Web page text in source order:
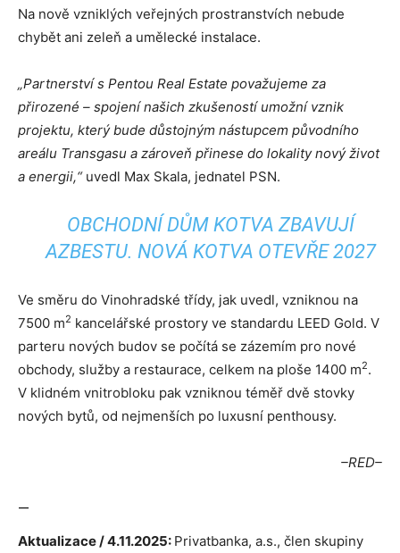
Na nově vzniklých veřejných prostranstvích nebude
chybět ani zeleň a umělecké instalace.
„Partnerství s Pentou Real Estate považujeme za
přirozené – spojení našich zkušeností umožní vznik
projektu, který bude důstojným nástupcem původního
areálu Transgasu a zároveň přinese do lokality nový život
a energii,“ uvedl Max Skala, jednatel PSN.
OBCHODNÍ DŮM KOTVA ZBAVUJÍ
AZBESTU. NOVÁ KOTVA OTEVŘE 2027
Ve směru do Vinohradské třídy, jak uvedl, vzniknou na
7500 m2 kancelářské prostory ve standardu LEED Gold. V
parteru nových budov se počítá se zázemím pro nové
obchody, služby a restaurace, celkem na ploše 1400 m2.
V klidném vnitrobloku pak vzniknou téměř dvě stovky
nových bytů, od nejmenších po luxusní penthousy.
–RED–
—
Aktualizace / 4.11.2025: Privatbanka, a.s., člen skupiny